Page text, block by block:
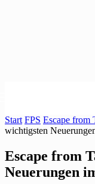
Start FPS Escape from
wichtigsten
Escape from
Neuerungen